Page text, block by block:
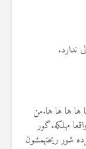
ندارد.
ها ها ها.من
مهلکه.گور
شور ریختهمشون